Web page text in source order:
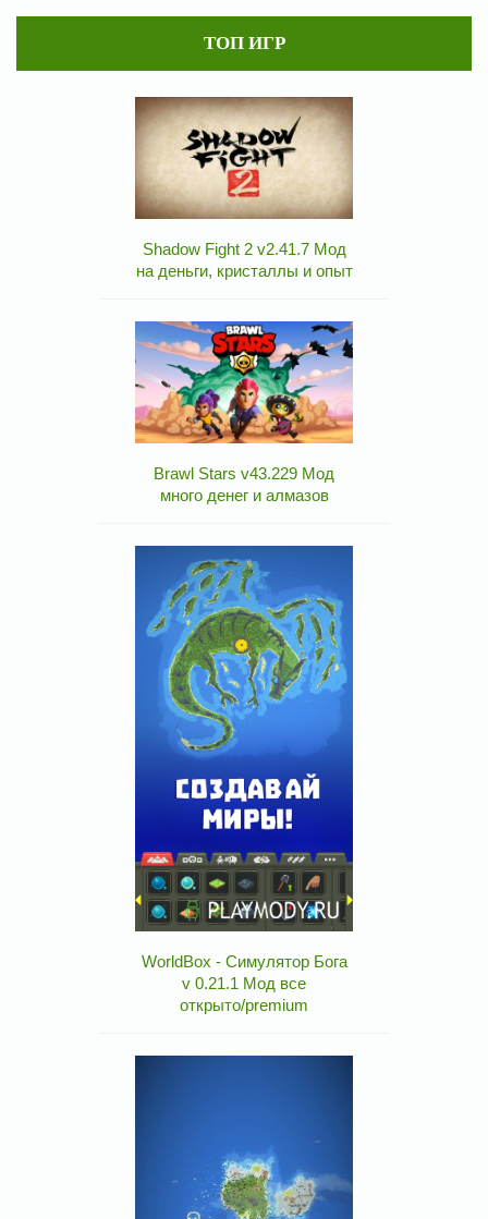
ТОП ИГР
Shadow Fight 2 v2.41.7 Мод
на деньги, кристаллы и опыт
Brawl Stars v43.229 Мод
много денег и алмазов
WorldBox - Симулятор Бога
v 0.21.1 Мод все
открыто/premium